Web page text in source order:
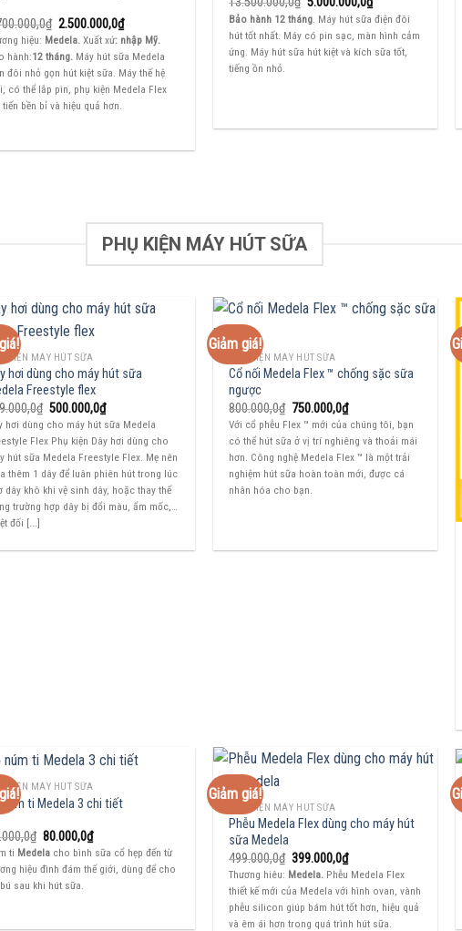
₫ Giá
gốc
là:
3.700.000,0₫.
2.500.000,0₫Giá
hiện
tại
là:
2.500.000,0₫.
hiệu: Medela.Xuất xứ: nhập Mỹ.
hành:12 tháng. Máy hút sữa Medela
đôi nhỏ gọn hút kiệt sữa. Máy thế hệ
có thể lắp pin, phụ kiện Medela Flex
tiến bền bỉ và hiệu quả hơn.
gốc
là:
13.500.000,0₫.
hiện
tại
là:
5.000.000,0₫.
Bảo hành 12 tháng . Máy hút sữa điện đôi
hút tốt nhất. Máy có pin sạc, màn hình cảm
ứng. Máy hút sữa hút kiệt và kích sữa tốt,
tiếng ồn nhỏ.
PHỤ KIỆN MÁY HÚT SỮA
KIỆN MÁY HÚT SỮA
hơi dùng cho máy hút sữa
Freestyle flex
₫ Giá
gốc
là:
599.000,0₫.
500.000,0₫Giá
hiện
tại
là:
500.000,0₫.
hơi dùng cho máy hút sữa Medela
Flex Phụ kiện Dây hơi dùng cho
hút sữa Medela Freestyle Flex. Mẹ nên
thêm 1 dây để luân phiên hút trong lúc
dây khô khi vệ sinh dây, hoặc thay thế
trường hợp dây bị đổi màu, ẩm mốc,…
đối [...]
Giảm giá!
PHỤ KIỆN MÁY HÚT SỮA
Cổ nối Medela Flex ™ chống sặc sữa
ngược
800.000,0₫ Giá
gốc
là:
800.000,0₫.
750.000,0₫Giá
hiện
tại
là:
750.000,0₫.
Với cổ phễu Flex ™ mới của chúng tôi, bạn
có thể hút sữa ở vị trí nghiêng và thoải mái
hơn. Công nghệ Medela Flex ™ là một trải
nghiệm hút sữa hoàn toàn mới, được cá
nhân hóa cho bạn.
KIỆN MÁY HÚT SỮA
núm ti Medela 3 chi tiết
₫ Giá
gốc
là:
90.000,0₫.
80.000,0₫Giá
hiện
tại
là:
ti Medelacho bình sữa cổ hẹp đến từ
hiệu đình đám thế giới, dùng để cho
sau khi hút sữa.
Giảm giá!
PHỤ KIỆN MÁY HÚT SỮA
Phễu Medela Flex dùng cho máy hút
sữa Medela
499.000,0₫ Giá
gốc
là:
499.000,0₫.
399.000,0₫Giá
hiện
tại
là:
399.000,0₫.
Thương hiêu: Medela. Phễu Medela Flex
thiết kế mới của Medela với hình ovan, vành
phễu silicon giúp bám hút tốt hơn, hiệu quả
và êm ái hơn trong quá trình hút sữa.